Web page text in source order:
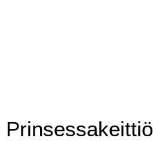
Prinsessakeittiö